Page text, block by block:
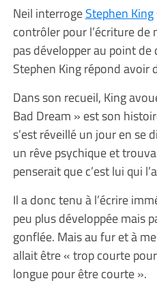
Neil interrogeStephen King
contrôler pour l’écriture de
pas développer au point
Stephen King répond avoir
Dans son recueil, King
Bad Dream » est son
s’est réveillé un jour en se
un rêve psychique et
penserait que c’est lui qui
Il a donc tenu à l’écrire
peu plus développée mais
gonflée. Mais au fur et à
allait être « trop courte
longue pour être courte ».